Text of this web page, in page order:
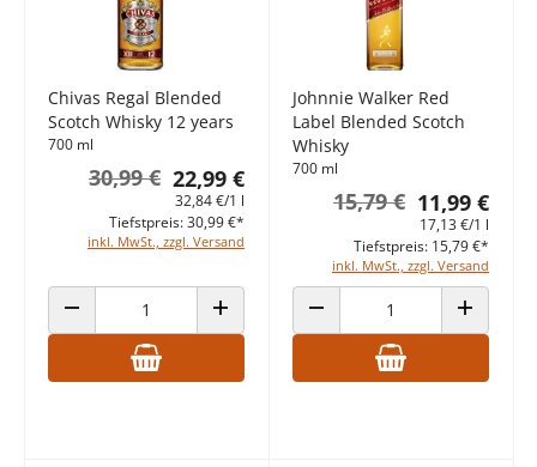
Chivas Regal Blended
Scotch Whisky 12 years
700 ml
22,99 €
30,99 €
32,84 €/1 l
inkl. MwSt., zzgl. Versand
Tiefstpreis: 30,99 €*
ANZAHL VERRINGERN ANZAHL ERHÖHEN
Johnnie Walker Red
Label Blended Scotch
Whisky
700 ml
11,99 €
15,79 €
17,13 €/1 l
inkl. MwSt., zzgl. Versand
Tiefstpreis: 15,79 €*
ANZAHL VERRINGERN ANZAHL